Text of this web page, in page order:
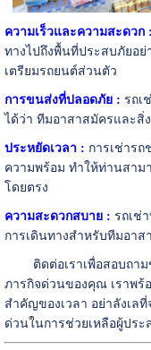
ความเร็วและความสะดวก :
ทางไปถึงพื้นที่ประสบภัยอย่
เตรียมรถยนต์ส่วนตัว
การขนส่งที่ปลอดภัย : รถเ
ได้ว่า ทีมอาสาสมัครและสิ่
ประหยัดเวลา : การเช่ารถ
ความพร้อม ทำให้ท่านสาม
โดยตรง
ความสะดวกสบาย : รถเช่
การเดินทางสำหรับทีมอาส
ติดต่อเราเพื่อสอบถาม
ภารกิจด่วนของคุณ เราพร้
สำคัญของเวลา อย่าลังเลที่
ด่วนในการช่วยเหลือผู้ปร